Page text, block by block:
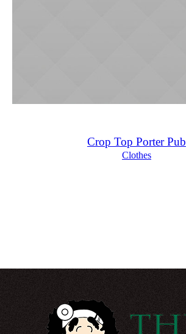
Crop Top Porter Pub
Сlothes